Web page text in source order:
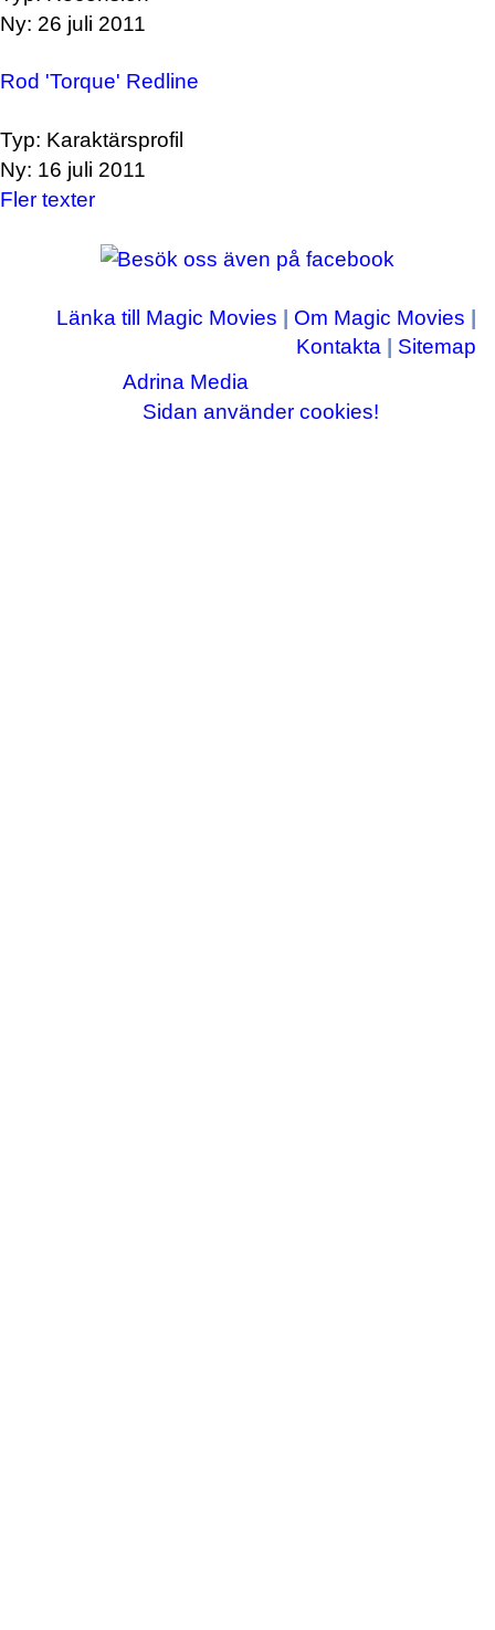
Ny: 26 juli 2011
Rod 'Torque' Redline
Typ: Karaktärsprofil
Ny: 16 juli 2011
Fler texter
Länka till Magic Movies Om Magic Movies
Kontakta
Sitemap
Copyright © 2003-2026Adrina Media
Sidan använder cookies!